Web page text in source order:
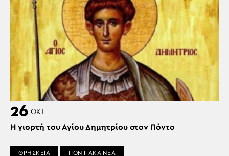
26 ΟΚΤ
Η γιορτή του Αγίου Δημητρίου στον Πόντο
ΘΡΗΣΚΕΙΑ ΠΟΝΤΙΑΚΑ ΝΕΑ